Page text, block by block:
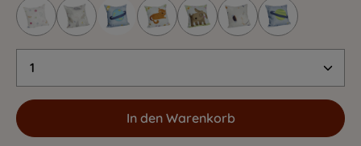
Produkt Anzahl: Gib den gewünschten
In den Warenkorb